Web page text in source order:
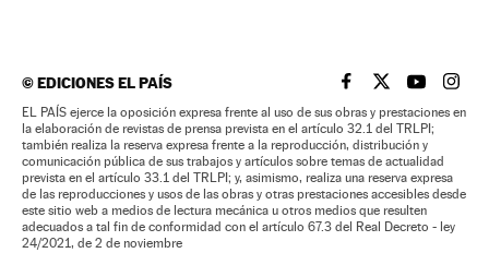
©EDICIONES EL PAÍS EL PAÍS BRASIL EN
EL PAÍSEL PAÍS
EL
EL PAÍS ejerce la oposición expresa frente al uso de sus obras y prestaciones en
la elaboración de revistas de prensa prevista en el artículo 32.1 del TRLPI;
también realiza la reserva expresa frente a la reproducción, distribución y
comunicación pública de sus trabajos y artículos sobre temas de actualidad
prevista en el artículo 33.1 del TRLPI; y, asimismo, realiza una reserva expresa
de las reproducciones y usos de las obras y otras prestaciones accesibles desde
este sitio web a medios de lectura mecánica u otros medios que resulten
adecuados a tal fin de conformidad con el artículo 67.3 del Real Decreto - ley
24/2021, de 2 de noviembre